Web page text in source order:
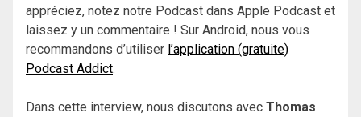
appréciez, notez notre Podcast dans Apple Podcast et
laissez y un commentaire ! Sur Android, nous vous
recommandons d’utiliser l’application (gratuite)
Podcast Addict.
Dans cette interview, nous discutons avec Thomas